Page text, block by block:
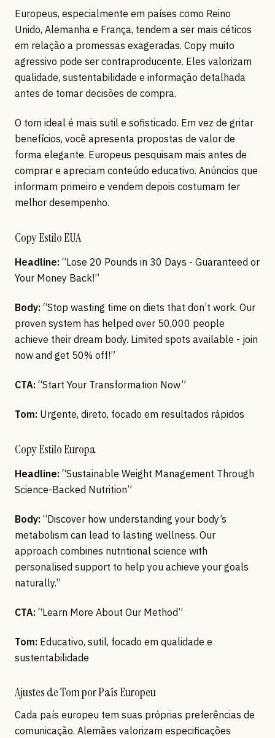
Europeus, especialmente em países como Reino
Unido, Alemanha e França, tendem a ser mais céticos
em relação a promessas exageradas. Copy muito
agressivo pode ser contraproducente. Eles valorizam
qualidade, sustentabilidade e informação detalhada
antes de tomar decisões de compra.
O tom ideal é mais sutil e sofisticado. Em vez de gritar
benefícios, você apresenta propostas de valor de
forma elegante. Europeus pesquisam mais antes de
comprar e apreciam conteúdo educativo. Anúncios que
informam primeiro e vendem depois costumam ter
melhor desempenho.
Copy Estilo EUA
Headline: “Lose 20 Pounds in 30 Days - Guaranteed or
Your Money Back!”
Body: “Stop wasting time on diets that don’t work. Our
proven system has helped over 50,000 people
achieve their dream body. Limited spots available - join
now and get 50% off!”
CTA: “Start Your Transformation Now”
Tom: Urgente, direto, focado em resultados rápidos
Copy Estilo Europa
Headline: “Sustainable Weight Management Through
Science-Backed Nutrition”
Body: “Discover how understanding your body’s
metabolism can lead to lasting wellness. Our
approach combines nutritional science with
personalised support to help you achieve your goals
naturally.”
CTA: “Learn More About Our Method”
Tom: Educativo, sutil, focado em qualidade e
sustentabilidade
Ajustes de Tom por País Europeu
Cada país europeu tem suas próprias preferências de
comunicação. Alemães valorizam especificações